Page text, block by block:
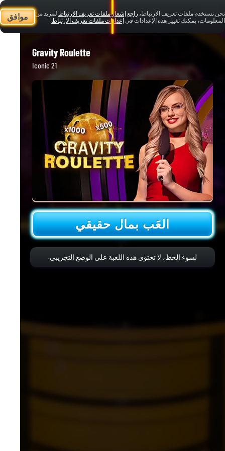
Gravity Roulette
Iconic 21
العَب بمال حقيقي
لسوء الحظ، لا تحتوي هذه اللعبة على الوضع التجريبي.
نحن نستخدم ملفات تعريف الارتباط، راجع إشعار ملفات تعريف الارتباط لمزيد من
المعلومات، يمكنك تغيير هذه الإعدادات في إعدادات ملفات تعريف الارتباط. موافق